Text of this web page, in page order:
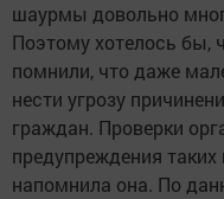
шаурмы довольно
Поэтому хотелось бы,
помнили, что даже
нести угрозу
граждан. Проверки
предупреждения
напомнила она. По